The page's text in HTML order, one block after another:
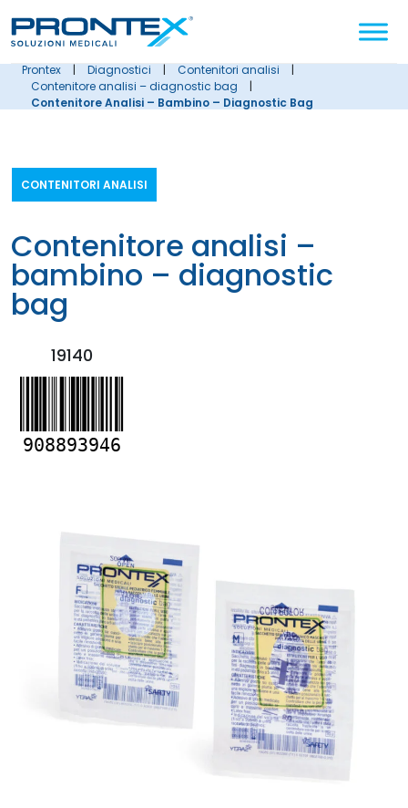
sito
prontex | diagnostici | contenitori analisi
|
contenitore analisi – diagnostic bag
|
Contenitore Analisi – Bambino – Diagnostic Bag
CONTENITORI ANALISI
contenitore analisi –
bambino – diagnostic
bag
19140
908893946